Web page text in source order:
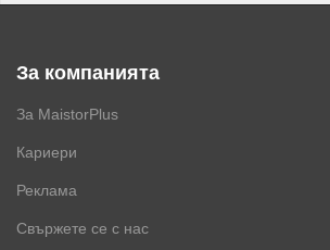
За компанията
За MaistorPlus
Кариери
Реклама
Свържете се с нас